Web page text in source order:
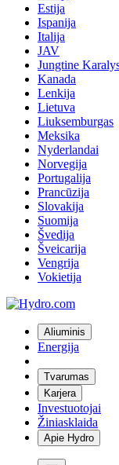
Estija
Ispanija
Italija
JAV
Jungtine
Kanada
Lenkija
Lietuva
Liuksemburgas
Meksika
Nyderlandai
Norvegija
Portugalija
Prancūzija
Slovakija
Suomija
Švedija
Šveicarija
Vengrija
Vokietija
Aliuminis
Energija
Tvarumas
Karjera
Investuotojai
Žiniasklaida
Apie Hydro